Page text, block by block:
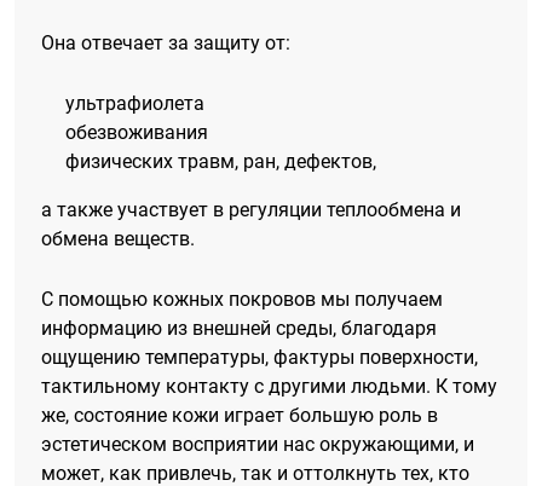
Она отвечает за защиту от:
ультрафиолета
обезвоживания
физических травм, ран, дефектов,
а также участвует в регуляции теплообмена и
обмена веществ.
С помощью кожных покровов мы получаем
информацию из внешней среды, благодаря
ощущению температуры, фактуры поверхности,
тактильному контакту с другими людьми. К тому
же, состояние кожи играет большую роль в
эстетическом восприятии нас окружающими, и
может, как привлечь, так и оттолкнуть тех, кто